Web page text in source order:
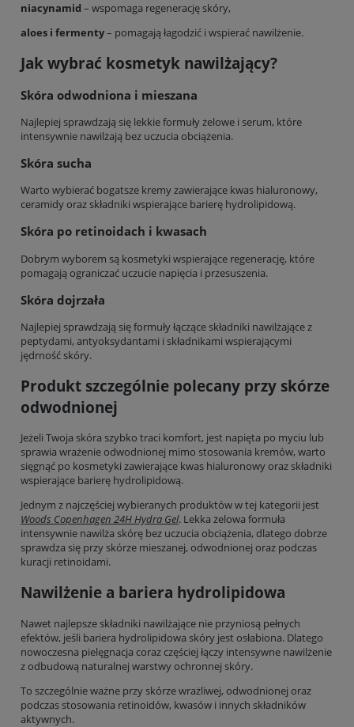
niacynamid– wspomaga regenerację skóry,
aloes i fermenty– pomagają łagodzić i wspierać nawilżenie.
Jak wybrać kosmetyk nawilżający?
Skóra odwodniona i mieszana
Najlepiej sprawdzają się lekkie formuły żelowe i serum, które
intensywnie nawilżają bez uczucia obciążenia.
Skóra sucha
Warto wybierać bogatsze kremy zawierające kwas hialuronowy,
ceramidy oraz składniki wspierające barierę hydrolipidową.
Skóra po retinoidach i kwasach
Dobrym wyborem są kosmetyki wspierające regenerację, które
pomagają ograniczać uczucie napięcia i przesuszenia.
Skóra dojrzała
Najlepiej sprawdzają się formuły łączące składniki nawilżające z
peptydami, antyoksydantami i składnikami wspierającymi
jędrność skóry.
Produkt szczególnie polecany przy skórze
odwodnionej
Jeżeli Twoja skóra szybko traci komfort, jest napięta po myciu lub
sprawia wrażenie odwodnionej mimo stosowania kremów, warto
sięgnąć po kosmetyki zawierające kwas hialuronowy oraz składniki
wspierające barierę hydrolipidową.
Jednym z najczęściej wybieranych produktów w tej kategorii jest
Woods Copenhagen 24H Hydra Gel. Lekka żelowa formuła
intensywnie nawilża skórę bez uczucia obciążenia, dlatego dobrze
sprawdza się przy skórze mieszanej, odwodnionej oraz podczas
kuracji retinoidami.
Nawilżenie a bariera hydrolipidowa
Nawet najlepsze składniki nawilżające nie przyniosą pełnych
efektów, jeśli bariera hydrolipidowa skóry jest osłabiona. Dlatego
nowoczesna pielęgnacja coraz częściej łączy intensywne nawilżenie
z odbudową naturalnej warstwy ochronnej skóry.
To szczególnie ważne przy skórze wrażliwej, odwodnionej oraz
podczas stosowania retinoidów, kwasów i innych składników
aktywnych.